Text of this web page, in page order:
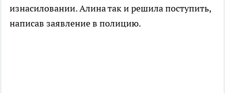
изнасиловании. Алина так и решила поступить,
написав заявление в полицию.